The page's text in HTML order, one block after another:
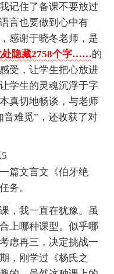
记住了备课不要放过
言也要做到心中有
感谢于晓冬老师，是
隐藏2758个字……的
受，让学生把心放进
学生的灵魂沉浮于字
真切地畅谈，与老师
音难觅”，还收获了对
篇文言文《伯牙绝
务。
，我一直在犹豫。虽
上哪种课型。似乎哪
虑再三，决定挑战一
，刚学过《杨氏之